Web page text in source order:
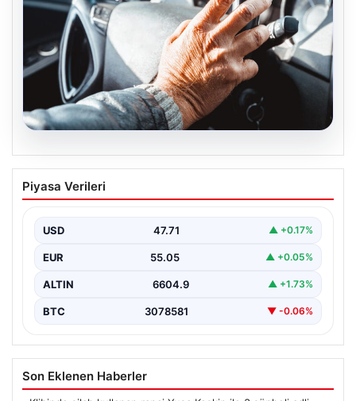
Emekliye ÖTV’siz araç verilecek mi,
yasa çıkacak mı? Milyonlarca emekli
Piyasa Verileri
USD 47.71 ▲ +0.17%
EUR 55.05 ▲ +0.05%
ALTIN 6604.9 ▲ +1.73%
BTC 3078581 ▼ -0.06%
Son Eklenen Haberler